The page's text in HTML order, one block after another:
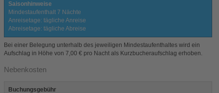
Saisonhinweise
Mindestaufenthalt 7 Nächte
Anreisetage: tägliche Anreise
Abreisetage: tägliche Abreise
Bei einer Belegung unterhalb des jeweiligen Mindestaufenthaltes wird ein
Aufschlag in Höhe von 7,00 € pro Nacht als Kurzbucheraufschlag erhoben.
Nebenkosten
Buchungsgebühr